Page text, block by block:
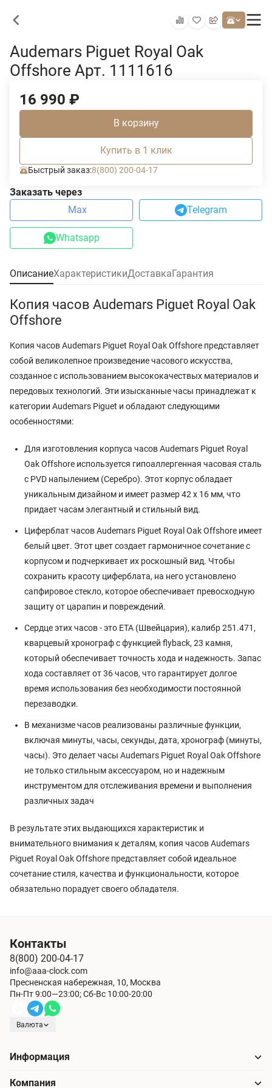
Audemars Piguet Royal Oak
Offshore Арт. 1111616
16 990 ₽
В корзину
Купить в 1 клик
Быстрый заказ:8(800) 200-04-17
Заказать через
Max
Telegram
Whatsapp
ОписаниеХарактеристикиДоставкаГарантия
Копия часов Audemars Piguet Royal Oak
Offshore
Копия часов Audemars Piguet Royal Oak Offshore представляет
собой великолепное произведение часового искусства,
созданное с использованием высококачествых материалов и
передовых технологий. Эти изысканные часы принадлежат к
категории Audemars Piguet и обладают следующими
особенностями:
Для изготовления корпуса часов Audemars Piguet Royal
Oak Offshore используется гипоаллергенная часовая сталь
с PVD напылением (Серебро). Этот корпус обладает
уникальным дизайном и имеет размер 42 x 16 мм, что
придает часам элегантный и стильный вид.
Циферблат часов Audemars Piguet Royal Oak Offshore имеет
белый цвет. Этот цвет создает гармоничное сочетание с
корпусом и подчеркивает их роскошный вид. Чтобы
сохранить красоту циферблата, на него установлено
сапфировое стекло, которое обеспечивает превосходную
защиту от царапин и повреждений.
Сердце этих часов - это ETA (Швейцария), калибр 251.471,
кварцевый хронограф с функцией flyback, 23 камня,
который обеспечивает точность хода и надежность. Запас
хода составляет от 36 часов, что гарантирует долгое
время использования без необходимости постоянной
перезаводки.
В механизме часов реализованы различные функции,
включая минуты, часы, секунды, дата, хронограф (минуты,
часы). Это делает часы Audemars Piguet Royal Oak Offshore
не только стильным аксессуаром, но и надежным
инструментом для отслеживания времени и выполнения
различных задач
В результате этих выдающихся характеристик и
внимательного внимания к деталям, копия часов Audemars
Piguet Royal Oak Offshore представляет собой идеальное
сочетание стиля, качества и функциональности, которое
обязательно порадует своего обладателя.
Контакты
8(800) 200-04-17
info@aaa-clock.com
Пресненская набережная, 10, Москва
Пн-Пт 9:00—23:00; Сб-Вс 10:00-20:00
Валюта
Информация
Компания